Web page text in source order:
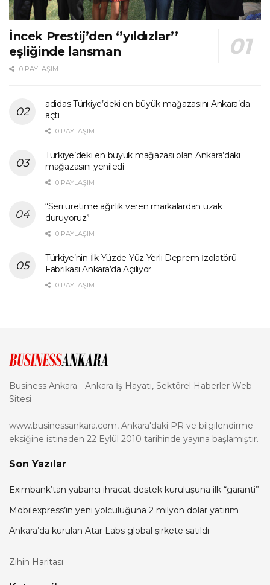
İncek Prestij’den ‘’yıldızlar’’
eşliğinde lansman
0 PAYLAŞIM
adidas Türkiye’deki en büyük mağazasını Ankara’da
açtı
0 PAYLAŞIM
Türkiye’deki en büyük mağazası olan Ankara’daki
mağazasını yeniledi
0 PAYLAŞIM
“Seri üretime ağırlık veren markalardan uzak
duruyoruz”
0 PAYLAŞIM
Türkiye’nin İlk Yüzde Yüz Yerli Deprem İzolatörü
Fabrikası Ankara’da Açılıyor
0 PAYLAŞIM
Business Ankara - Ankara İş Hayatı, Sektörel Haberler Web
Sitesi
www.businessankara.com, Ankara'daki PR ve bilgilendirme
eksiğine istinaden 22 Eylül 2010 tarihinde yayına başlamıştır.
Son Yazılar
Eximbank’tan yabancı ihracat destek kuruluşuna ilk “garanti”
Mobilexpress’in yeni yolculuğuna 2 milyon dolar yatırım
Ankara’da kurulan Atar Labs global şirkete satıldı
Zihin Haritası